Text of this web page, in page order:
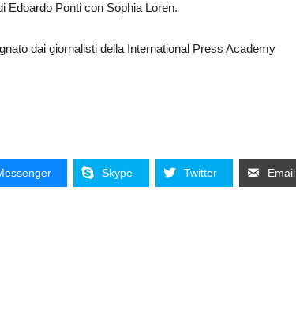
Edoardo Ponti con Sophia Loren.
dai giornalisti della International Press Academy
Skype Twitter Email